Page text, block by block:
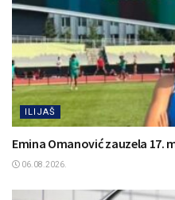
ILIJAŠ
Emina Omanović zauzela 17.
06.08.2026.